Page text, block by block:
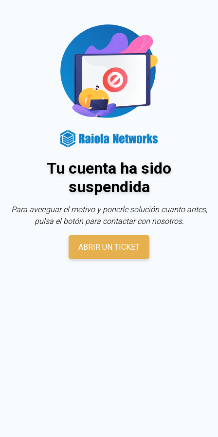
Tu cuenta ha sido
suspendida
Para averiguar el motivo y ponerle solución cuanto antes,
pulsa el botón para contactar con nosotros.
ABRIR UN TICKET